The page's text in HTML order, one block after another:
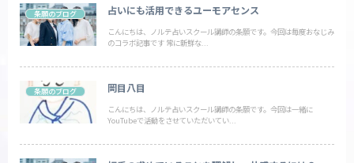
条願のブログ 占いにも活用できるユーモアセンス
こんにちは、ノルテ占いスクール講師の条願です。今回は毎度おなじみ
のコラボ記事です 常に新鮮な...
条願のブログ 岡目八目
こんにちは、ノルテ占いスクール講師の条願です。今回は一緒に
YouTubeで活動をさせていただいてい...